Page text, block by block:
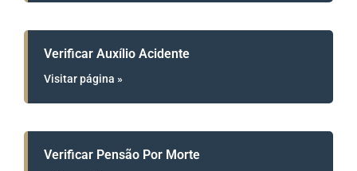
Verificar Auxílio Acidente
Visitar página »
Verificar Pensão Por Morte